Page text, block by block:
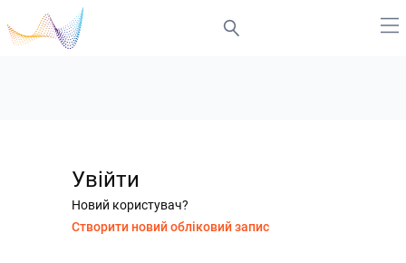
Увійти
Новий користувач?
Створити новий обліковий запис